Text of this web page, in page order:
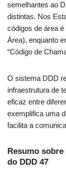
semelhantes ao
distintas. Nos
códigos de área é
Área), enquanto
“Código de
O sistema DDD
infraestrutura de
eficaz entre
exemplifica uma
facilita a
Resumo
do DDD 47